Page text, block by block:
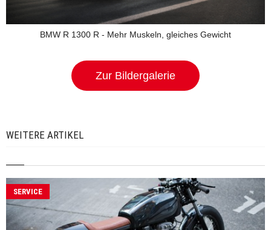
BMW R 1300 R - Mehr Muskeln, gleiches Gewicht
Zur Bildergalerie
WEITERE ARTIKEL
SERVICE